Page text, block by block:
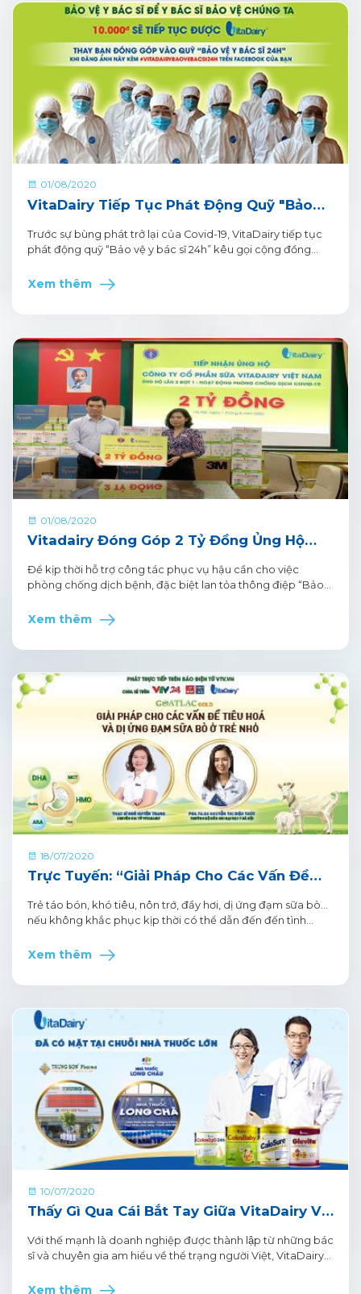
01/08/2020
VitaDairy Tiếp Tục Phát Động Quỹ "Bảo
Trước sự bùng phát trở lại của Covid-19, VitaDairy tiếp tục
phát động quỹ “Bảo vệ y bác sĩ 24h” kêu gọi cộng đồng
vệ y bác sĩ, để y bác sĩ bảo vệ chúng ta”.
Xem thêm
01/08/2020
Vitadairy Đóng Góp 2 Tỷ Đồng Ủng Hộ
Để kịp thời hỗ trợ công tác phục vụ hậu cần cho việc
phòng chống dịch bệnh, đặc biệt lan tỏa thông điệp “Bảo
đã trực tiếp trao 2 tỷ đồng đến Bộ Y tế tại Đà Nẵng và Hà
dịch trên toàn quốc, đặc biệt là Đà Nẵng.
Xem thêm
18/07/2020
Trực Tuyến: “Giải Pháp Cho Các Vấn Đề
Nhỏ”
Trẻ táo bón, khó tiêu, nôn trớ, đầy hơi, dị ứng đạm sữa bò…
nếu không khắc phục kịp thời có thể dẫn đến đến tình
diện.
Xem thêm
10/07/2020
Thấy Gì Qua Cái Bắt Tay Giữa VitaDairy Và
2 Chuỗi Nhà Thuốc Lớn
Với thế mạnh là doanh nghiệp được thành lập từ những bác
sĩ và chuyên gia am hiểu về thể trạng người Việt, VitaDairy
dinh dưỡng đặc trị chuyên về Gan, Thận, Tim mạch và Tiểu
Xem thêm